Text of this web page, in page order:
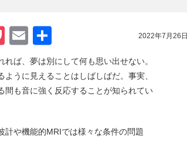
2022年7月26日
Pocket
Email
有
ば、夢は別にして何も思い出せない。
うに見えることはしばしばだ。事実、
間も音に強く反応することが知られてい
計や機能的MRIでは様々な条件の問題